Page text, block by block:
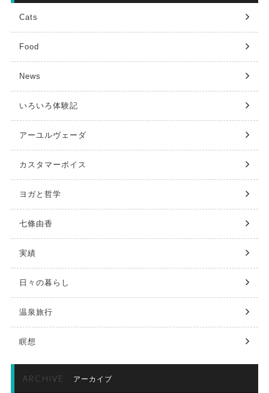
Cats
Food
News
いろいろ体験記
アーユルヴェーダ
カスタマーボイス
ヨガと哲学
七條由香
実績
日々の暮らし
温泉旅行
瞑想
ARCHIVE アーカイブ